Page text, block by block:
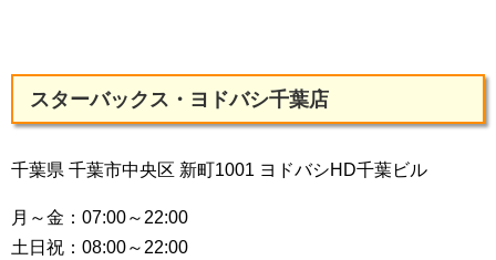
スターバックス・ヨドバシ千葉店
千葉県 千葉市中央区 新町1001 ヨドバシHD千葉ビル
月～金： 07:00～22:00
土日祝： 08:00～22:00